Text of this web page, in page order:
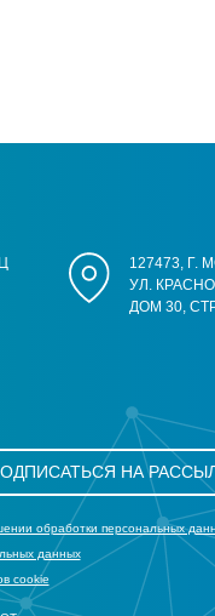
127473, Г.
УЛ.
ДОМ 30,
НА
обработки персональных
данных
cookie